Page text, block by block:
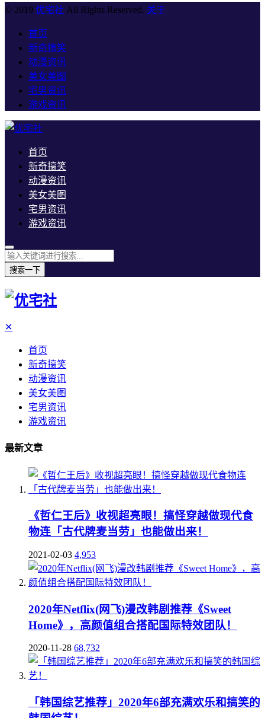
© 2019 优宅社 All Rights Reserved. 关于
首页
新奇搞笑
动漫资讯
美女美图
宅男资讯
游戏资讯
首页
新奇搞笑
动漫资讯
美女美图
宅男资讯
游戏资讯
搜索一下
✕
首页
新奇搞笑
动漫资讯
美女美图
宅男资讯
游戏资讯
最新文章
《哲仁王后》收视超亮眼！搞怪穿越做现代食
物连「古代牌麦当劳」也能做出来！
2021-02-03 4,953
2020年Netflix(网飞)漫改韩剧推荐《Sweet
Home》，高颜值组合搭配国际特效团队！
2020-11-28 68,732
「韩国综艺推荐」2020年6部充满欢乐和搞笑的